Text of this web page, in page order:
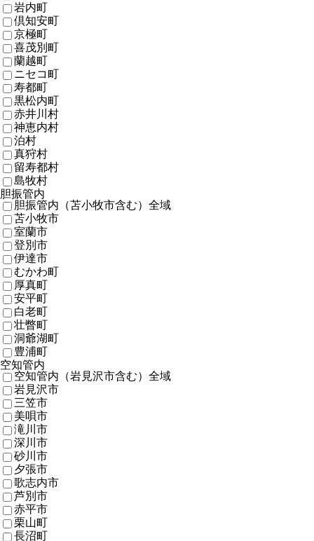
岩内町
倶知安町
京極町
喜茂別町
蘭越町
ニセコ町
寿都町
黒松内町
赤井川村
神恵内村
泊村
真狩村
留寿都村
島牧村
胆振管内
胆振管内（苫小牧市含む）全域
苫小牧市
室蘭市
登別市
伊達市
むかわ町
厚真町
安平町
白老町
壮瞥町
洞爺湖町
豊浦町
空知管内
空知管内（岩見沢市含む）全域
岩見沢市
三笠市
美唄市
滝川市
深川市
砂川市
夕張市
歌志内市
芦別市
赤平市
栗山町
長沼町